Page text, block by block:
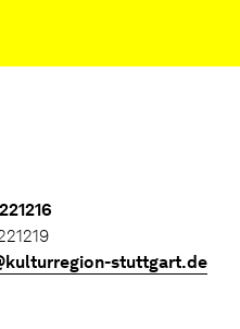
stuttgart.de